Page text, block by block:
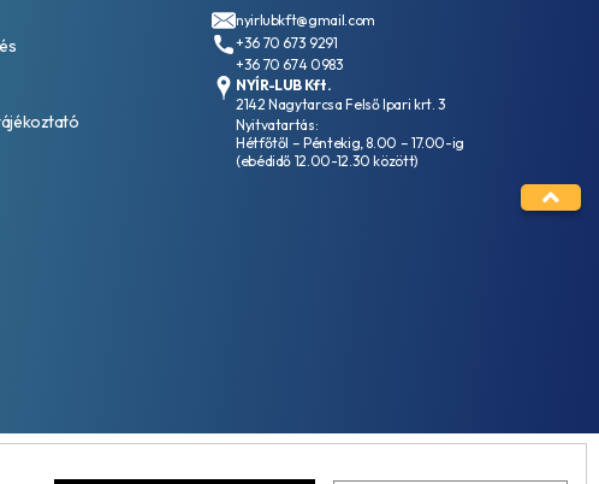
nyirlubkft@gmail.com
+36 70 673 9291
+36 70 674 0983
NYÍR-LUB Kft.
2142 Nagytarcsa Felső Ipari krt. 3
Nyitvatartás:
Hétfőtől – Péntekig, 8.00 – 17.00-ig
(ebédidő 12.00-12.30 között)